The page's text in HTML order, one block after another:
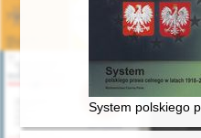
System polskiego